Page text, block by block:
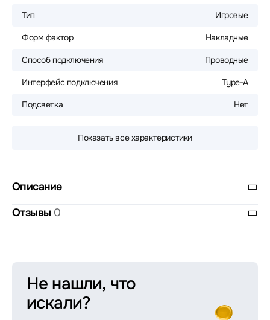
Тип Игровые
Форм фактор Накладные
Способ подключения Проводные
Интерфейс подключения Type-A
Подсветка Нет
Показать все характеристики
Описание
Отзывы 0
Не нашли, что
искали?